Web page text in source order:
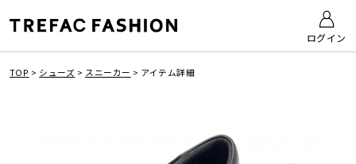
ログイン
TOP > シューズ > スニーカー > アイテム詳細